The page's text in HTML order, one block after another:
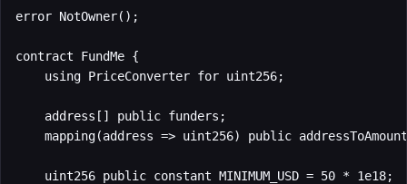
error NotOwner();
contract FundMe {
    using PriceConverter for uint256;
    address[] public funders;
mapping(address => uint256) public
    uint256 public constant MINIMUM_USD = 50 * 1e18;